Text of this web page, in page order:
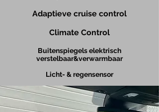
Adaptieve cruise control
Climate Control
Buitenspiegels elektrisch
verstelbaar&verwarmbaar
Licht- & regensensor